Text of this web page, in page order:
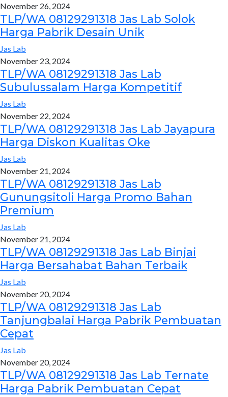
November 26, 2024
TLP/WA 08129291318 Jas Lab Solok
Harga Pabrik Desain Unik
Jas Lab
November 23, 2024
TLP/WA 08129291318 Jas Lab
Subulussalam Harga Kompetitif
Jas Lab
November 22, 2024
TLP/WA 08129291318 Jas Lab Jayapura
Harga Diskon Kualitas Oke
Jas Lab
November 21, 2024
TLP/WA 08129291318 Jas Lab
Gunungsitoli Harga Promo Bahan
Premium
Jas Lab
November 21, 2024
TLP/WA 08129291318 Jas Lab Binjai
Harga Bersahabat Bahan Terbaik
Jas Lab
November 20, 2024
TLP/WA 08129291318 Jas Lab
Tanjungbalai Harga Pabrik Pembuatan
Cepat
Jas Lab
November 20, 2024
TLP/WA 08129291318 Jas Lab Ternate
Harga Pabrik Pembuatan Cepat